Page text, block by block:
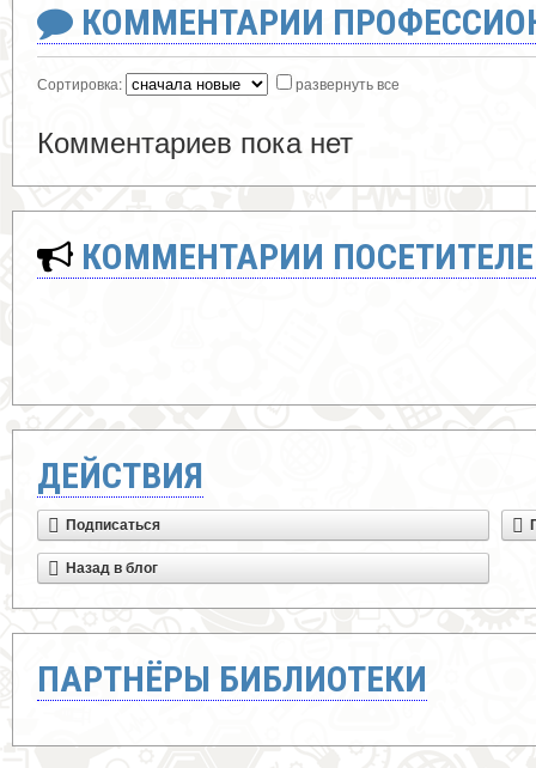
КОММЕНТАРИИ
Сортировка: развернуть все
Комментариев пока нет
КОММЕНТАРИИ
ДЕЙСТВИЯ
Подписаться
Назад в блог
ПАРТНЁРЫ БИБЛИОТЕКИ